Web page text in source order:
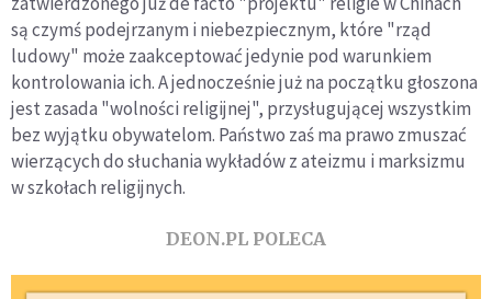
są czymś podejrzanym i niebezpiecznym, które "rząd
ludowy" może zaakceptować jedynie pod warunkiem
kontrolowania ich. A jednocześnie już na początku głoszona
jest zasada "wolności religijnej", przysługującej wszystkim
bez wyjątku obywatelom. Państwo zaś ma prawo zmuszać
wierzących do słuchania wykładów z ateizmu i marksizmu
w szkołach religijnych.
DEON.PL POLECA